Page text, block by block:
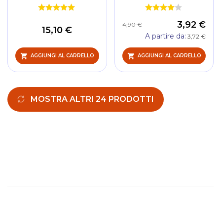
15,10 €
AGGIUNGI AL CARRELLO
3,92 €
4,90 €
A partire da 3,72 €
AGGIUNGI AL CARRELLO
MOSTRA ALTRI 24 PRODOTTI